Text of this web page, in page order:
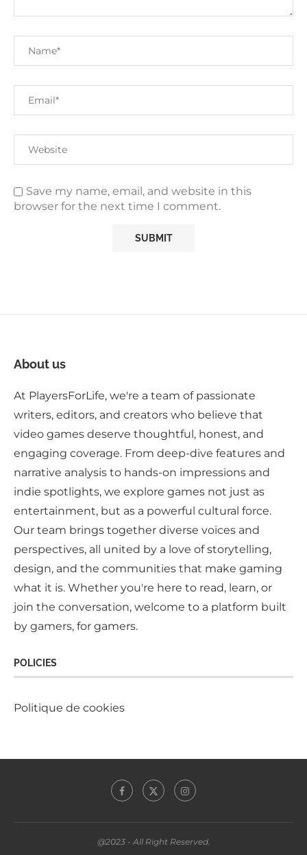
Save my name, email, and website in this
browser for the next time I comment.
About us
At PlayersForLife, we're a team of passionate
writers, editors, and creators who believe that
video games deserve thoughtful, honest, and
engaging coverage. From deep-dive features and
narrative analysis to hands-on impressions and
indie spotlights, we explore games not just as
entertainment, but as a powerful cultural force.
Our team brings together diverse voices and
perspectives, all united by a love of storytelling,
design, and the communities that make gaming
what it is. Whether you're here to read, learn, or
join the conversation, welcome to a platform built
by gamers, for gamers.
POLICIES
Politique de cookies
@2023 - All Right Reserved.